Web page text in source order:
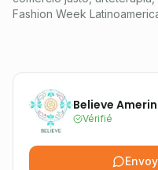
Fashion Week
Believe
Vérifié